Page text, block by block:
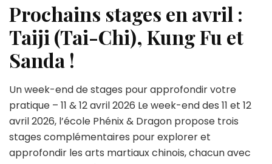
Prochains stages en avril :
Taiji (Tai-Chi), Kung Fu et
Sanda !
Un week-end de stages pour approfondir votre
pratique – 11 & 12 avril 2026 Le week-end des 11 et 12
avril 2026, l’école Phénix & Dragon propose trois
stages complémentaires pour explorer et
approfondir les arts martiaux chinois, chacun avec